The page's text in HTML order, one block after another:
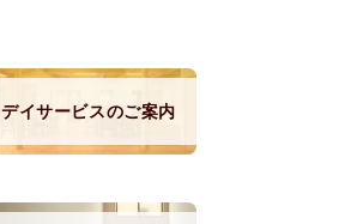
デイサービスのご案内